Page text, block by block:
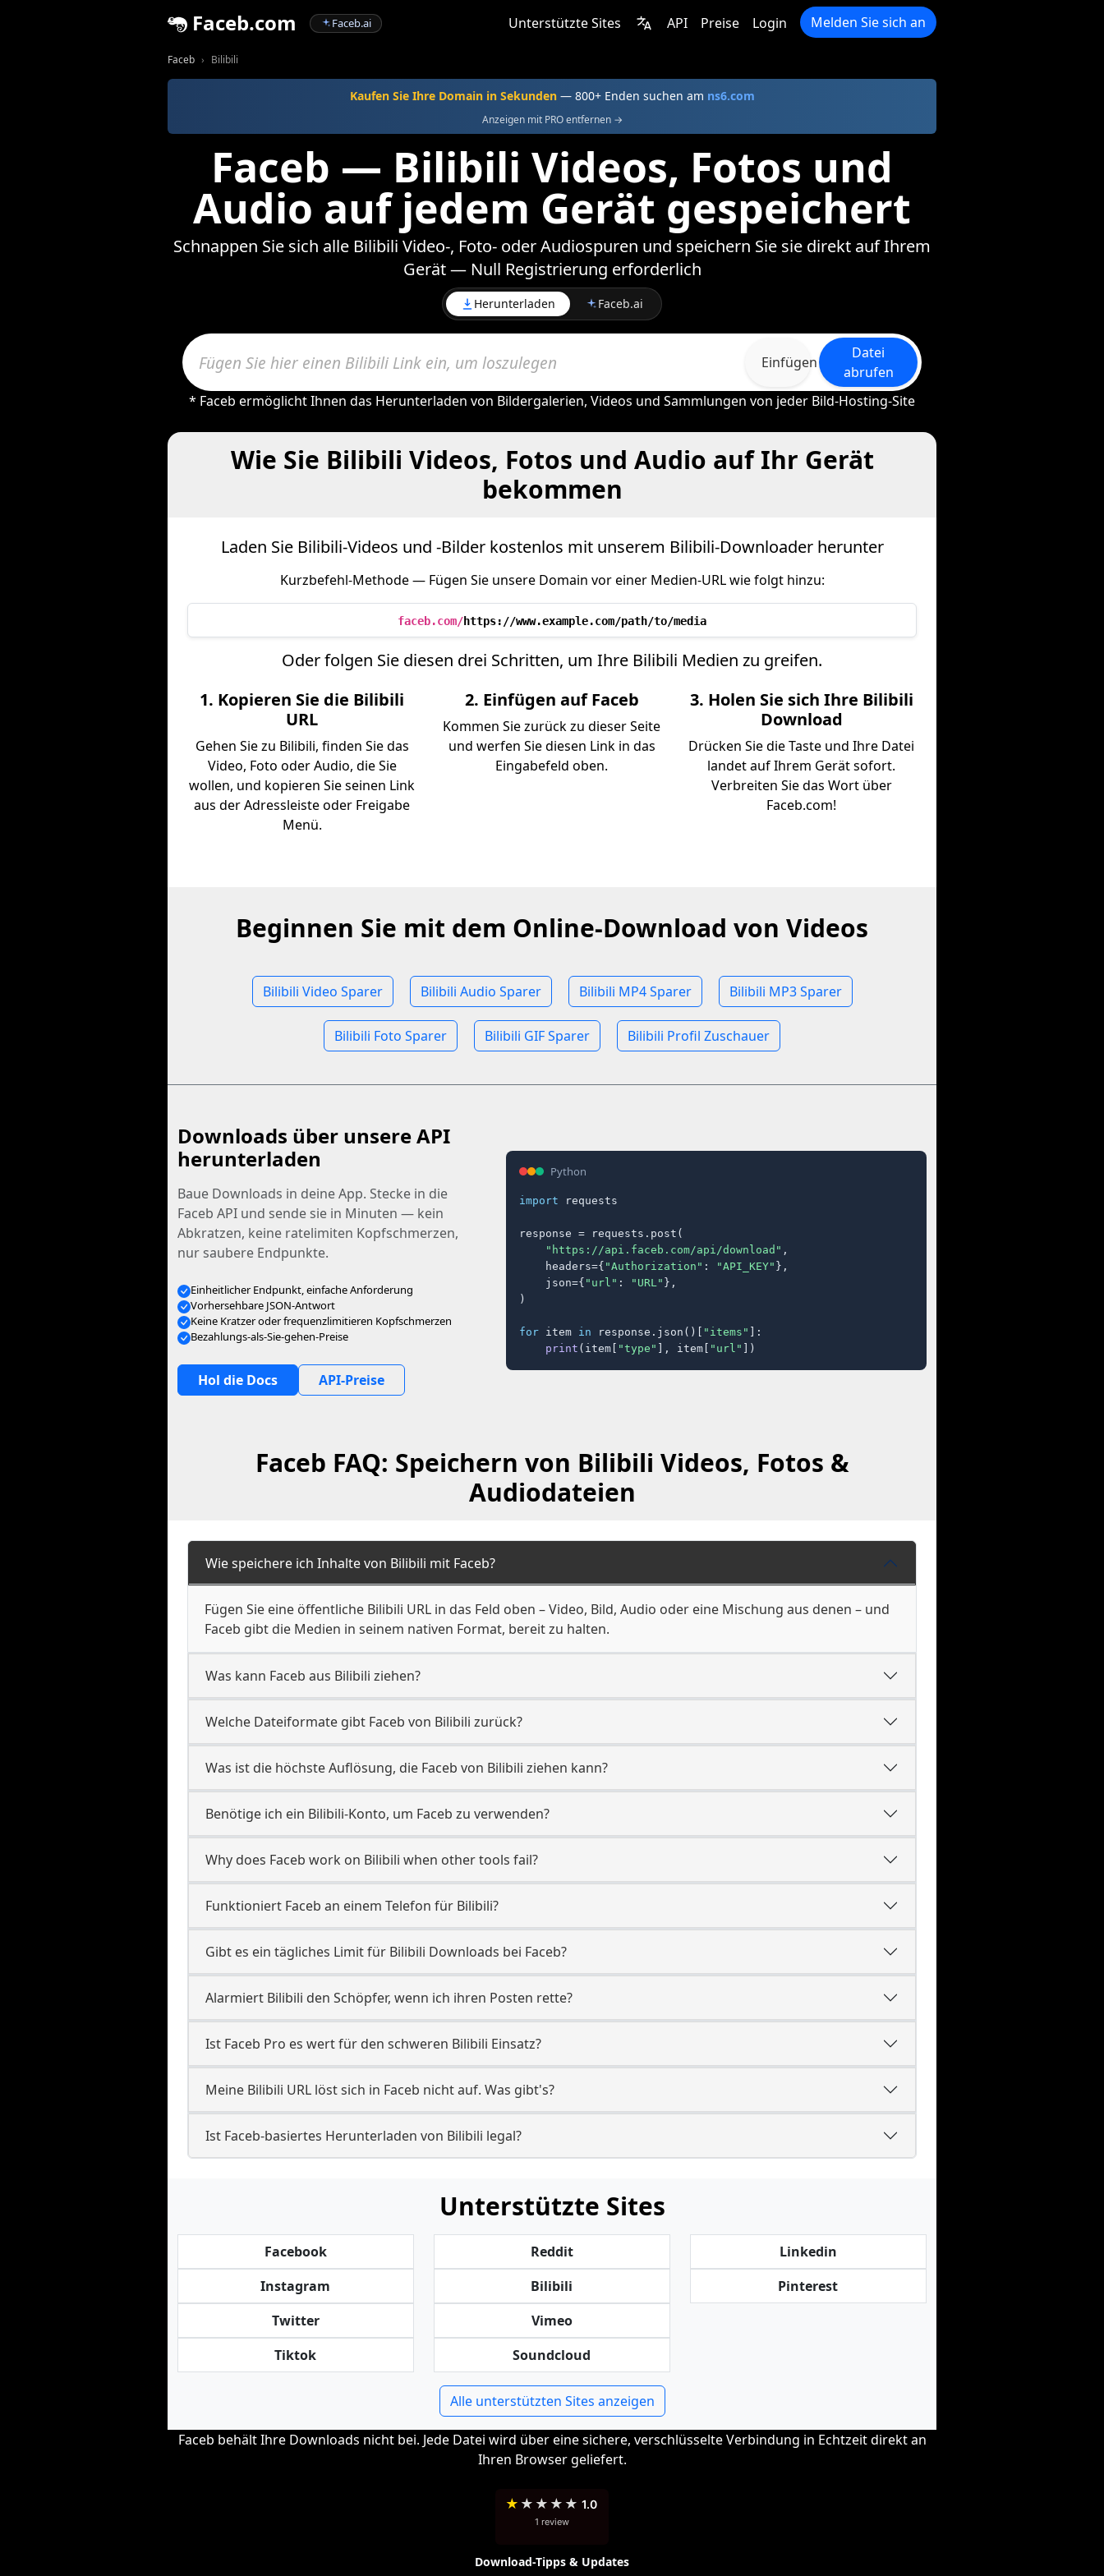
Faceb.com Faceb.ai Unterstützte Sites API Preise Login Melden Sie sich an
Faceb Bilibili
Kaufen Sie Ihre Domain in Sekunden— 800+ Enden suchen am ns6.com
Anzeigen mit PRO entfernen →
Faceb — Bilibili Videos, Fotos und
Audio auf jedem Gerät gespeichert
Schnappen Sie sich alle Bilibili Video-, Foto- oder Audiospuren und speichern Sie sie direkt auf Ihrem
Gerät — Null Registrierung erforderlich
Herunterladen Faceb.ai
Einfügen
Datei
abrufen
* Faceb ermöglicht Ihnen das Herunterladen von Bildergalerien, Videos und Sammlungen von jeder Bild-Hosting-Site
Wie Sie Bilibili Videos, Fotos und Audio auf Ihr Gerät
bekommen
Laden Sie Bilibili-Videos und -Bilder kostenlos mit unserem Bilibili-Downloader herunter
Kurzbefehl-Methode — Fügen Sie unsere Domain vor einer Medien-URL wie folgt hinzu:
faceb.com/https://www.example.com/path/to/media
Oder folgen Sie diesen drei Schritten, um Ihre Bilibili Medien zu greifen.
1. Kopieren Sie die Bilibili
URL
Gehen Sie zu Bilibili, finden Sie das
Video, Foto oder Audio, die Sie
wollen, und kopieren Sie seinen Link
aus der Adressleiste oder Freigabe
Menü.
2. Einfügen auf Faceb
Kommen Sie zurück zu dieser Seite
und werfen Sie diesen Link in das
Eingabefeld oben.
3. Holen Sie sich Ihre Bilibili
Download
Drücken Sie die Taste und Ihre Datei
landet auf Ihrem Gerät sofort.
Verbreiten Sie das Wort über
Faceb.com!
Beginnen Sie mit dem Online-Download von Videos
Bilibili Video Sparer Bilibili Audio Sparer Bilibili MP4 Sparer Bilibili MP3 Sparer
Bilibili Foto Sparer Bilibili GIF Sparer Bilibili Profil Zuschauer
Downloads über unsere API
herunterladen
Baue Downloads in deine App. Stecke in die
Faceb API und sende sie in Minuten — kein
Abkratzen, keine ratelimiten Kopfschmerzen,
nur saubere Endpunkte.
Einheitlicher Endpunkt, einfache Anforderung
Vorhersehbare JSON-Antwort
Keine Kratzer oder frequenzlimitieren Kopfschmerzen
Bezahlungs-als-Sie-gehen-Preise
Hol die Docs API-Preise
Python
import requests
response = requests.post(
"https://api.faceb.com/api/download" ,
    headers={
"Authorization" : "API_KEY" },
    json={
"url" : "URL" },
)
for item in response.json()[ "items" ]:
print (item[ "type" ], item[ "url" ])
Faceb FAQ: Speichern von Bilibili Videos, Fotos &
Audiodateien
Wie speichere ich Inhalte von Bilibili mit Faceb?
Fügen Sie eine öffentliche Bilibili URL in das Feld oben – Video, Bild, Audio oder eine Mischung aus denen – und
Faceb gibt die Medien in seinem nativen Format, bereit zu halten.
Was kann Faceb aus Bilibili ziehen?
Welche Dateiformate gibt Faceb von Bilibili zurück?
Was ist die höchste Auflösung, die Faceb von Bilibili ziehen kann?
Benötige ich ein Bilibili-Konto, um Faceb zu verwenden?
Why does Faceb work on Bilibili when other tools fail?
Funktioniert Faceb an einem Telefon für Bilibili?
Gibt es ein tägliches Limit für Bilibili Downloads bei Faceb?
Alarmiert Bilibili den Schöpfer, wenn ich ihren Posten rette?
Ist Faceb Pro es wert für den schweren Bilibili Einsatz?
Meine Bilibili URL löst sich in Faceb nicht auf. Was gibt's?
Ist Faceb-basiertes Herunterladen von Bilibili legal?
Unterstützte Sites
Facebook
Instagram
Twitter
Tiktok
Reddit
Bilibili
Vimeo
Soundcloud
Linkedin
Pinterest
Alle unterstützten Sites anzeigen
Faceb behält Ihre Downloads nicht bei. Jede Datei wird über eine sichere, verschlüsselte Verbindung in Echtzeit direkt an
Ihren Browser geliefert.
★ ★ ★ ★ ★ 1.0
1 review
Download-Tipps & Updates